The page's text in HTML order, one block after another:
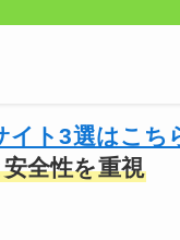
ト3選はこち
全性を重視